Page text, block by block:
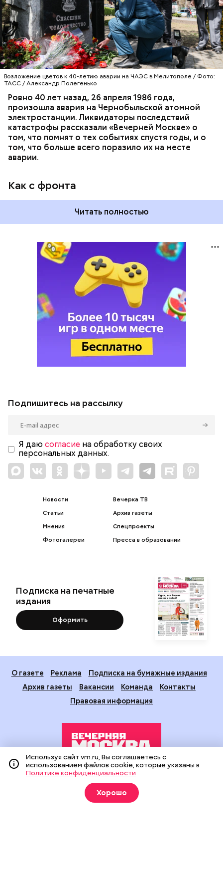
Возложение цветов к 40-летию аварии на ЧАЭС в Мелитополе / Фото:
ТАСС / Александр Полегенько
Ровно 40 лет назад, 26 апреля 1986 года,
произошла авария на Чернобыльской атомной
электростанции. Ликвидаторы последствий
катастрофы рассказали «Вечерней Москве» о
том, что помнят о тех событиях спустя годы, и о
том, что больше всего поразило их на месте
аварии.
Как с фронта
гражданской обороны. На тот момент, когда
произошла авария на Чернобыльской атомной
станции, ему было 26 лет.
Читать полностью
АВАРИИ ЧЕРНОБЫЛЬ ИСТОРИЯ
Подпишитесь на рассылку
Я даю согласие на обработку своих
персональных данных.
Новости
Статьи
Мнения
Фотогалереи
Вечерка ТВ
Архив газеты
Спецпроекты
Пресса в образовании
Подписка на печатные
издания
Оформить
О газете Реклама
Подписка на бумажные издания
Архив газеты
Вакансии Команда
Контакты
Правовая информация
Издание создано при финансовой поддержке Департамента
средств массовой информации и рекламы города Москвы.
На сайте применяются рекомендательные технологии
(информационные технологии предоставления информации
Используя сайт vm.ru, Вы соглашаетесь с
использованием файлов cookie, которые указаны в
Политике конфиденциальности
Хорошо